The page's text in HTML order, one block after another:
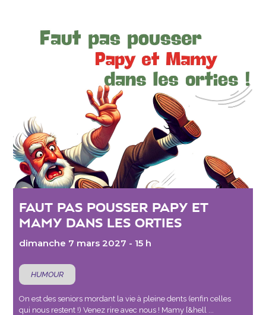
FAUT PAS POUSSER PAPY ET
MAMY DANS LES ORTIES
dimanche 7 mars 2027 - 15 h
HUMOUR
On est des seniors mordant la vie à pleine dents (enfin celles
qui nous restent !) Venez rire avec nous ! Mamy [&hell ...